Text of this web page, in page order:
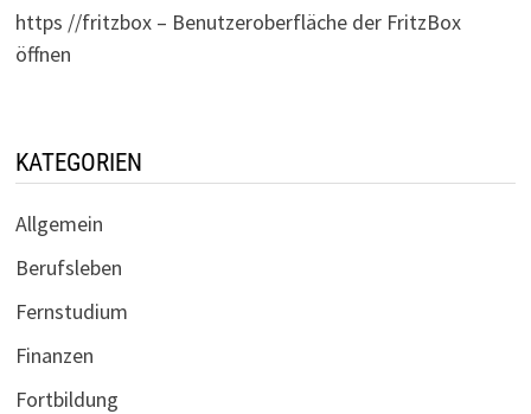
https //fritzbox – Benutzeroberfläche der FritzBox
öffnen
KATEGORIEN
Allgemein
Berufsleben
Fernstudium
Finanzen
Fortbildung